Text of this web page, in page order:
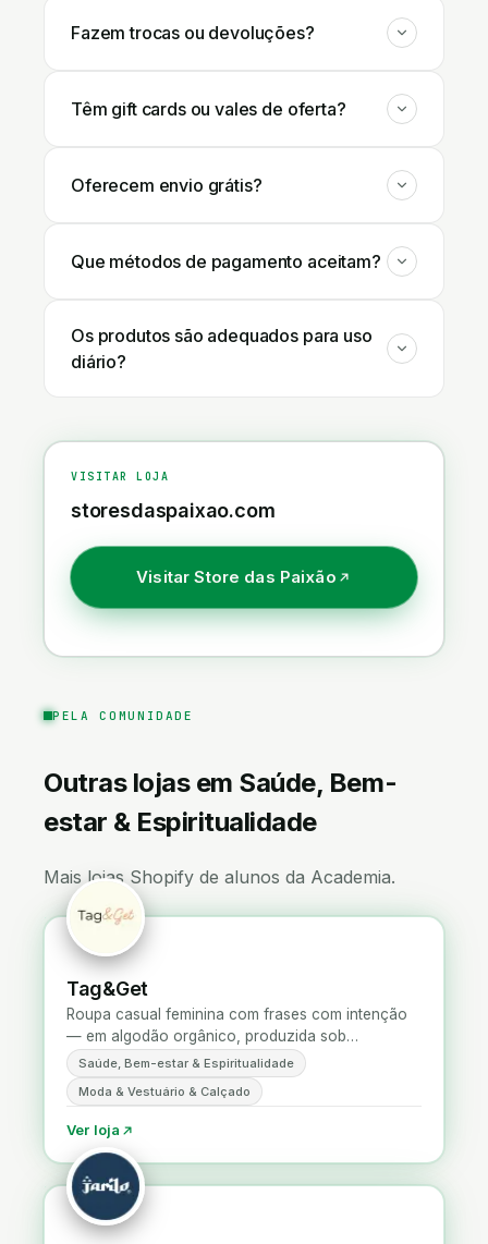
Fazem trocas ou devoluções?
Têm gift cards ou vales de oferta?
Oferecem envio grátis?
Que métodos de pagamento aceitam?
Os produtos são adequados para uso
diário?
VISITAR LOJA
storesdaspaixao.com
VisitarStore das Paixão
PELA COMUNIDADE
Outras lojas em Saúde, Bem-
estar & Espiritualidade
Mais lojas Shopify de alunos da Academia.
Tag&Get
Roupa casual feminina com frases com intenção
— em algodão orgânico, produzida sob
encomenda.
Saúde, Bem-estar & Espiritualidade
Moda & Vestuário & Calçado
Ver loja